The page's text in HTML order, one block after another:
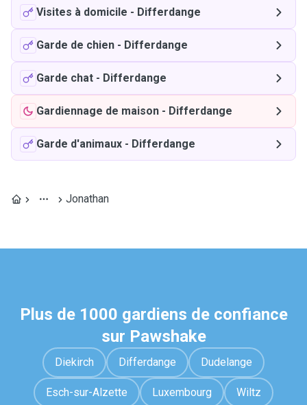
Visites à domicile - Differdange
Garde de chien - Differdange
Garde chat - Differdange
Gardiennage de maison - Differdange
Garde d'animaux - Differdange
Jonathan
Plus de 1000 gardiens de confiance
sur Pawshake
Diekirch Differdange Dudelange
Esch-sur-Alzette Luxembourg Wiltz